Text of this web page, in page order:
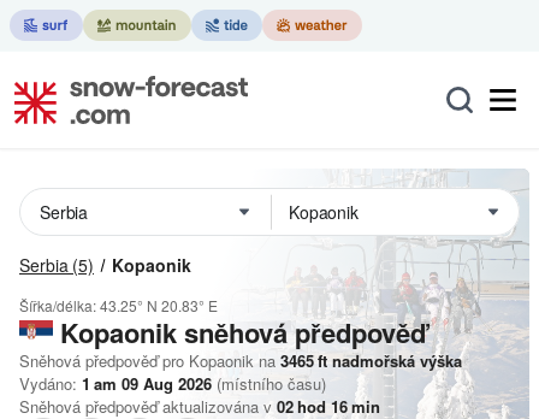
Serbia (5) Kopaonik
Šířka/délka:43.25° N 20.83° E
Kopaoniksněhová předpověď
Sněhová předpověď pro Kopaonik na 3465ft nadmořská výška
Vydáno: 1 am 09 Aug 2026 (místního času)
Sněhová předpověď aktualizována v 02hod 16min